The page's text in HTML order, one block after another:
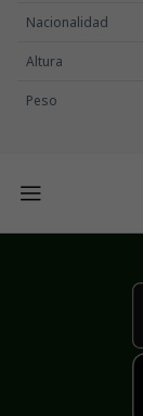
Nacionalidad
Altura
Peso